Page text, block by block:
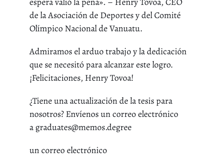
de la Asociación de Deportes y del Comité
Olímpico Nacional de Vanuatu.
Admiramos el arduo trabajo y la dedicación
que se necesitó para alcanzar este logro.
¡Felicitaciones, Henry Tovoa!
¿Tiene una actualización de la tesis para
nosotros? Envíenos un correo electrónico
a graduates@memos.degree
un correo electrónico